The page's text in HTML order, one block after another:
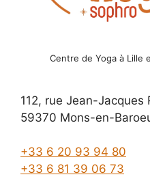
Centre de Yoga à Lille
112, rue Jean-Jacques
59370 Mons-en-
+33 6 20 93 94 80
+33 6 81 39 06 73